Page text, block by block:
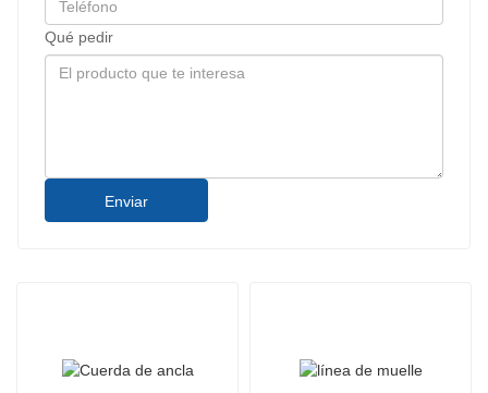
Qué pedir
Enviar